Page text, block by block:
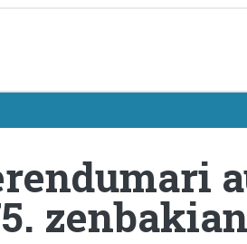
zenbakian